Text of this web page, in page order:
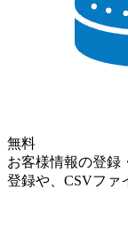
無料
お客様情報の登録
登録や、CSVファ